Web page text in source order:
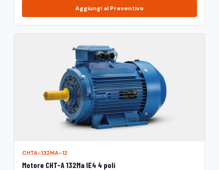
Aggiungi al Preventivo
CHTA-132MA-12
Motore CHT-A 132Ma IE4 4 poli